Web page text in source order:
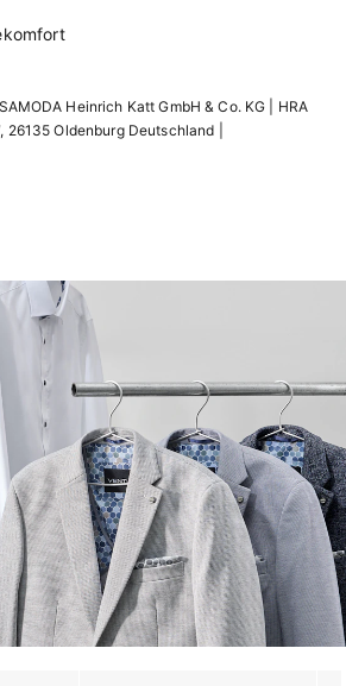
Heinrich Katt GmbH & Co. KG | HRA
Oldenburg Deutschland |